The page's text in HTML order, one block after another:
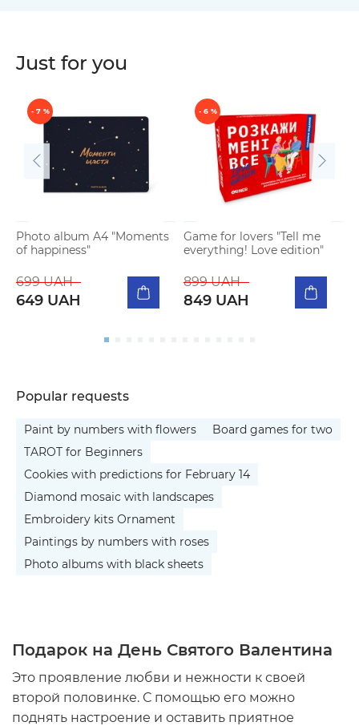
Just for you
- 7 %
Photo album A4 "Moments
of happiness"
699 UAH
649 UAH
- 6 %
Game for lovers "Tell me
everything! Love edition"
899 UAH
849 UAH
Popular requests
Paint by numbers with flowers
Board games for two
TAROT for Beginners
Cookies with predictions for February 14
Diamond mosaic with landscapes
Embroidery kits Ornament
Paintings by numbers with roses
Photo albums with black sheets
Подарок на День Святого Валентина
Это проявление любви и нежности к своей
второй половинке. С помощью его можно
поднять настроение и оставить приятное